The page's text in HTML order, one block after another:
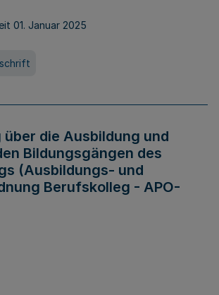
01. Januar 2025
die Ausbildung und
Bildungsgängen des
(Ausbildungs- und
Berufskolleg - APO-